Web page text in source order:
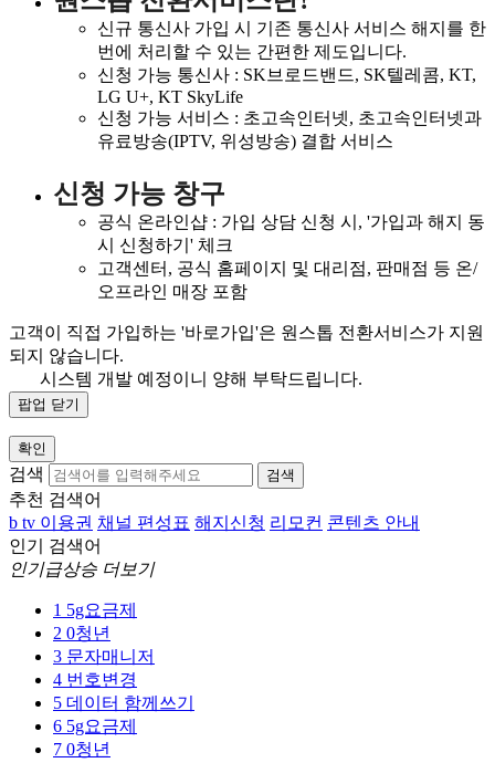
신규 통신사 가입 시 기존 통신사 서비스 해지를 한
번에 처리할 수 있는 간편한 제도입니다.
신청 가능 통신사 : SK브로드밴드, SK텔레콤, KT,
LG U+, KT SkyLife
신청 가능 서비스 : 초고속인터넷, 초고속인터넷과
유료방송(IPTV, 위성방송) 결합 서비스
신청 가능 창구
공식 온라인샵 : 가입 상담 신청 시, '가입과 해지 동
시 신청하기' 체크
고객센터, 공식 홈페이지 및 대리점, 판매점 등 온/
오프라인 매장 포함
고객이 직접 가입하는 '바로가입'은 원스톱 전환서비스가 지원
되지 않습니다.
시스템 개발 예정이니 양해 부탁드립니다.
팝업 닫기
확인
검색 검색
추천 검색어
b tv 이용권 채널 편성표 해지신청 리모컨 콘텐츠 안내
인기 검색어
인기급상승 더보기
1 5g요금제
2 0청년
3 문자매니저
4 번호변경
5 데이터 함께쓰기
6 5g요금제
7 0청년